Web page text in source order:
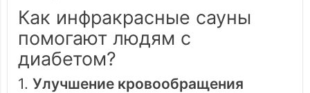
Как инфракрасные сауны
помогают людям с
диабетом?
1. Улучшение кровообращения